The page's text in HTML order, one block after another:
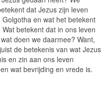
dat Jezus zijn leven
en wat het betekent
betekent dat in ons leven
doen we daarmee? Want,
de betekenis van wat Jezus
en zin aan ons leven
wat bevrijding en vrede is.